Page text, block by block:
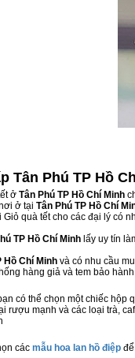
Tân Phú TP Hồ
ở Tân Phú TP Hồ Chí Minh
ở tại Tân Phú TP Hồ Chí
quà tết cho các đại lý có
TP Hồ Chí Minh lấy uy tín
Hồ Chí Minh và có nhu cầu
hàng giả và tem bảo
có thể chọn một chiếc
rượu mạnh và các loại trà,
các mẫu hoa lan hồ điệp